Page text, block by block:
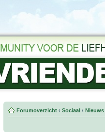
Forumoverzicht ‹ Sociaal ‹